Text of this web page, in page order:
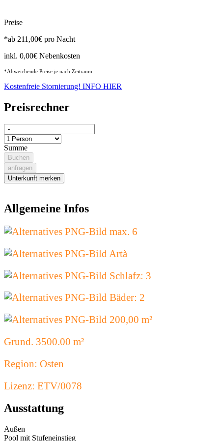
Preise
*ab 211,00€ pro Nacht
inkl. 0,00€ Nebenkosten
*Abweichende Preise je nach Zeitraum
Kostenfreie Stornierung! INFO HIER
Preisrechner
Summe
Buchen
anfragen
Unterkunft merken
Allgemeine Infos
max. 6
Artà
Schlafz: 3
Bäder: 2
200,00 m²
Grund. 3500.00 m²
Region: Osten
Lizenz: ETV/0078
Ausstattung
Außen
Pool mit Stufeneinstieg